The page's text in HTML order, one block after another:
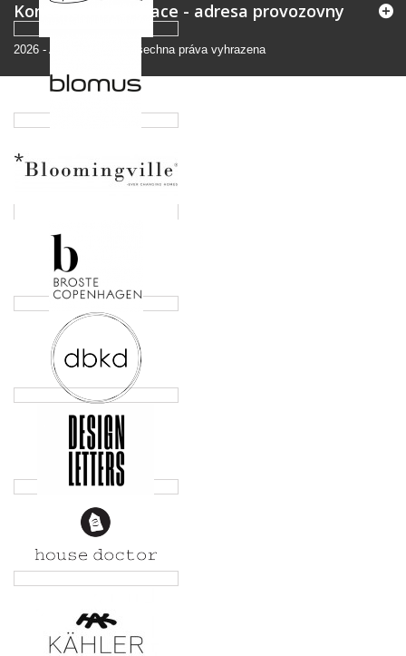
Kontaktní informace - adresa provozovny
2026 - Andromedo.cz Všechna práva vyhrazena